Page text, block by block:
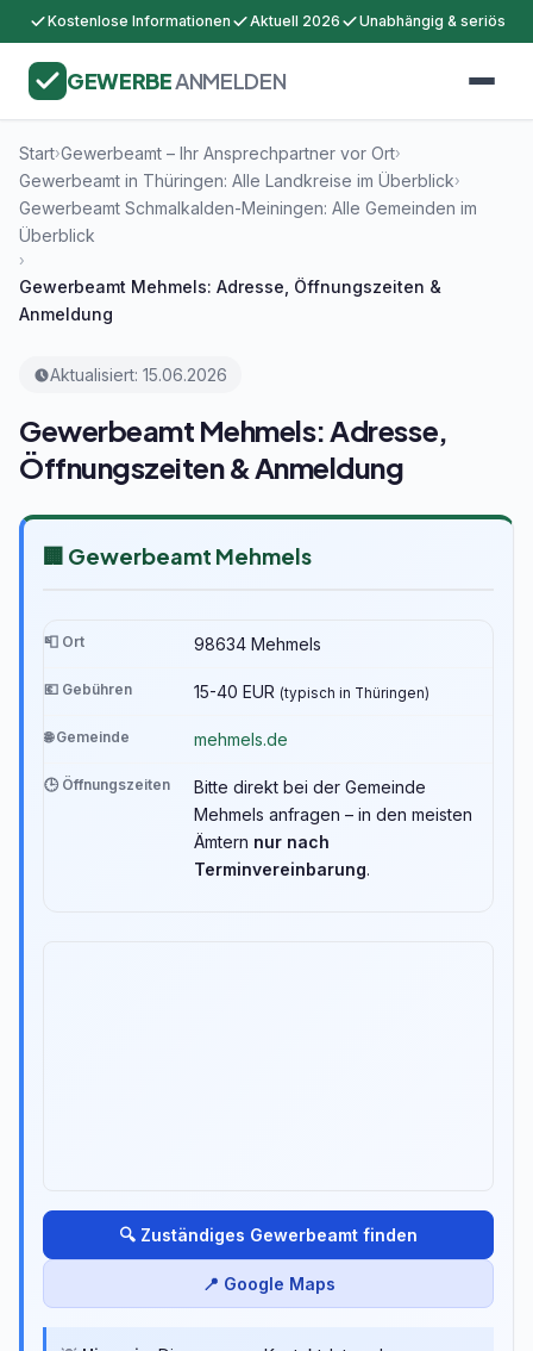
Kostenlose Informationen Aktuell 2026 Unabhängig & seriös
GEWERBEANMELDEN
Start›Gewerbeamt – Ihr Ansprechpartner vor Ort›
Gewerbeamt in Thüringen: Alle Landkreise im Überblick›
Gewerbeamt Schmalkalden-Meiningen: Alle Gemeinden im
Überblick
›
Gewerbeamt Mehmels: Adresse, Öffnungszeiten &
Anmeldung
Aktualisiert: 15.06.2026
Gewerbeamt Mehmels: Adresse,
Öffnungszeiten & Anmeldung
🏢 Gewerbeamt Mehmels
📮 Ort 98634 Mehmels
💶 Gebühren 15-40 EUR (typisch in Thüringen)
🌐 Gemeinde mehmels.de
🕒 Öffnungszeiten
Bitte direkt bei der Gemeinde
Mehmels anfragen – in den meisten
Ämtern nur nach
Terminvereinbarung.
🔍 Zuständiges Gewerbeamt finden
📍 Google Maps